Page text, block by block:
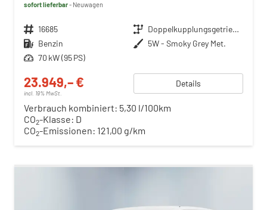
sofort lieferbar Neuwagen
Fahrzeugnr. 16685 Getriebe
Doppelkupplungsgetriebe (DSG)
Kraftstoff Benzin Außenfarbe 5W - Smoky Grey Met.
Leistung 70 kW (95 PS)
23.949,– €
incl. 19% MwSt.
Details
Verbrauch kombiniert: 5,30 l/100km
CO2-Klasse: D
CO2-Emissionen: 121,00 g/km